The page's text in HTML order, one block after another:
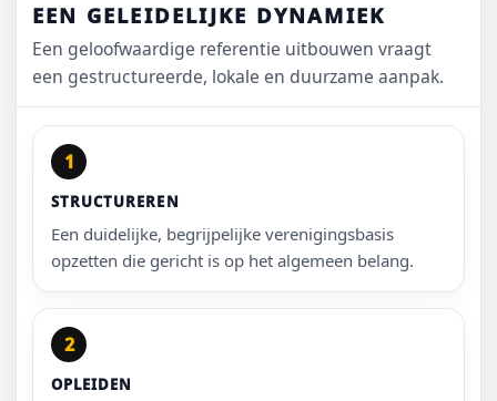
EEN GELEIDELIJKE DYNAMIEK
Een geloofwaardige referentie uitbouwen vraagt
een gestructureerde, lokale en duurzame aanpak.
1
STRUCTUREREN
Een duidelijke, begrijpelijke verenigingsbasis
opzetten die gericht is op het algemeen belang.
2
OPLEIDEN